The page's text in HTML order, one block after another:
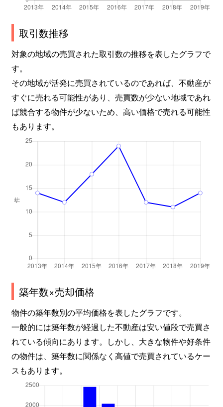
取引数推移
対象の地域の売買された取引数の推移を表したグラフで
す。
その地域が活発に売買されているのであれば、不動産が
すぐに売れる可能性があり、売買数が少ない地域であれ
ば競合する物件が少ないため、高い価格で売れる可能性
もあります。
築年数×売却価格
物件の築年数別の平均価格を表したグラフです。
一般的には築年数が経過した不動産は安い値段で売買さ
れている傾向にあります。しかし、大きな物件や好条件
の物件は、築年数に関係なく高値で売買されているケー
スもあります。